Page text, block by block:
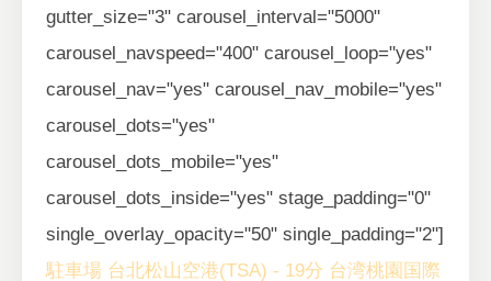
gutter_size="3" carousel_interval="5000"
carousel_navspeed="400" carousel_loop="yes"
carousel_nav="yes" carousel_nav_mobile="yes"
carousel_dots="yes"
carousel_dots_mobile="yes"
carousel_dots_inside="yes" stage_padding="0"
single_overlay_opacity="50" single_padding="2"]
駐車場 台北松山空港(TSA) - 19分 台湾桃園国際